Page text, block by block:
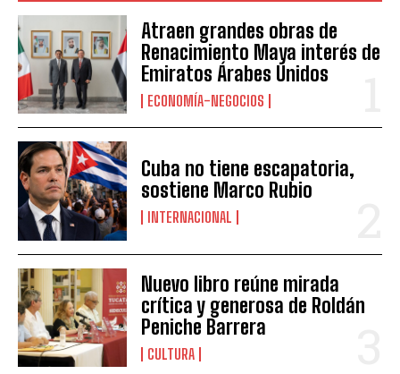
Atraen grandes obras de
Renacimiento Maya interés de
Emiratos Árabes Unidos
ECONOMÍA-NEGOCIOS
Cuba no tiene escapatoria,
sostiene Marco Rubio
INTERNACIONAL
Nuevo libro reúne mirada
crítica y generosa de Roldán
Peniche Barrera
CULTURA